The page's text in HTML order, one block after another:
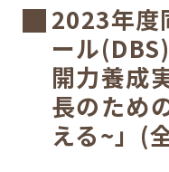
2023年度
ール
開力養成
長のため
える~」(